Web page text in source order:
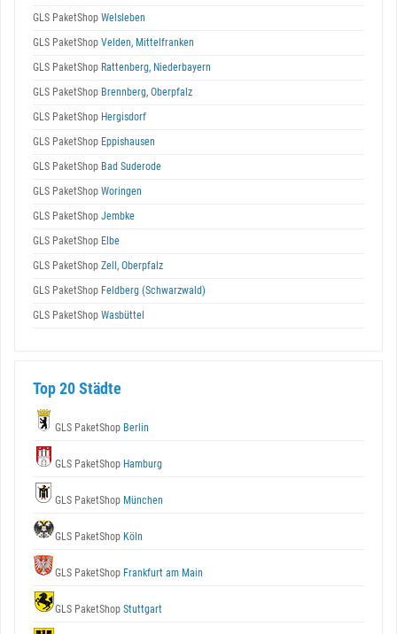
GLS PaketShop Welsleben
GLS PaketShop Velden, Mittelfranken
GLS PaketShop Rattenberg, Niederbayern
GLS PaketShop Brennberg, Oberpfalz
GLS PaketShop Hergisdorf
GLS PaketShop Eppishausen
GLS PaketShop Bad Suderode
GLS PaketShop Woringen
GLS PaketShop Jembke
GLS PaketShop Elbe
GLS PaketShop Zell, Oberpfalz
GLS PaketShop Feldberg (Schwarzwald)
GLS PaketShop Wasbüttel
Top 20 Städte
GLS PaketShop Berlin
GLS PaketShop Hamburg
GLS PaketShop München
GLS PaketShop Köln
GLS PaketShop Frankfurt am Main
GLS PaketShop Stuttgart